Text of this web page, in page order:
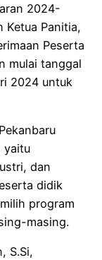
2024-
Ketua Panitia,
Peserta
mulai tanggal
2024 untuk
yaitu
dan
didik
program
masing.
S.Si,